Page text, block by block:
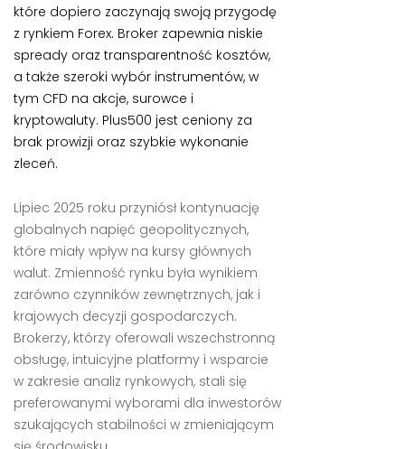
które dopiero zaczynają swoją przygodę
z rynkiem Forex. Broker zapewnia niskie
spready oraz transparentność kosztów,
a także szeroki wybór instrumentów, w
tym CFD na akcje, surowce i
kryptowaluty. Plus500 jest ceniony za
brak prowizji oraz szybkie wykonanie
zleceń.
Lipiec 2025 roku przyniósł kontynuację
globalnych napięć geopolitycznych,
które miały wpływ na kursy głównych
walut. Zmienność rynku była wynikiem
zarówno czynników zewnętrznych, jak i
krajowych decyzji gospodarczych.
Brokerzy, którzy oferowali wszechstronną
obsługę, intuicyjne platformy i wsparcie
w zakresie analiz rynkowych, stali się
preferowanymi wyborami dla inwestorów
szukających stabilności w zmieniającym